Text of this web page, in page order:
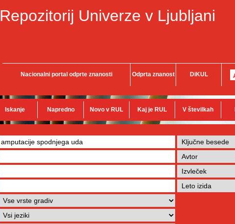
Repozitorij Univerze v Ljubljani
Nacionalni portal odprte znanosti Odprta znanost DiKUL
Iskanje Napredno Novo v RUL Kaj je RUL V številkah